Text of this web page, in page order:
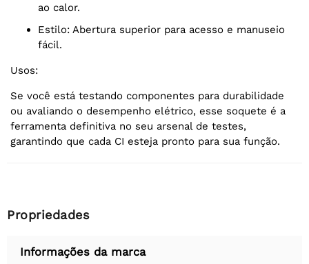
ao calor.
Estilo: Abertura superior para acesso e manuseio
fácil.
Usos:
Se você está testando componentes para durabilidade
ou avaliando o desempenho elétrico, esse soquete é a
ferramenta definitiva no seu arsenal de testes,
garantindo que cada CI esteja pronto para sua função.
Propriedades
Informações da marca